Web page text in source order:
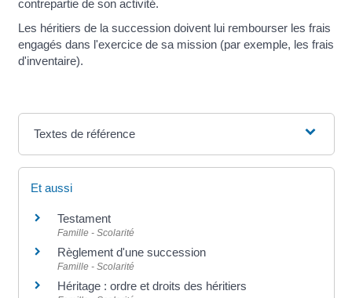
contrepartie de son activité.
Les héritiers de la succession doivent lui rembourser les frais
engagés dans l'exercice de sa mission (par exemple, les frais
d'inventaire).
Textes de référence
Et aussi
Testament
Famille - Scolarité
Règlement d'une succession
Famille - Scolarité
Héritage : ordre et droits des héritiers